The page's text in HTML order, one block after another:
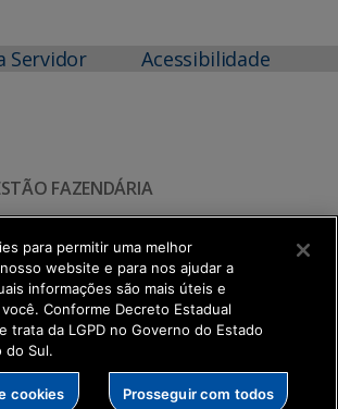
Servidor Acessibilidade
FAZENDÁRIA
Executiva de Transformação
para permitir uma melhor
website e para nos ajudar a
informações são mais úteis e
Conforme Decreto Estadual
trata da LGPD no Governo do Estado
do Sul.
cookies Prosseguir com todos